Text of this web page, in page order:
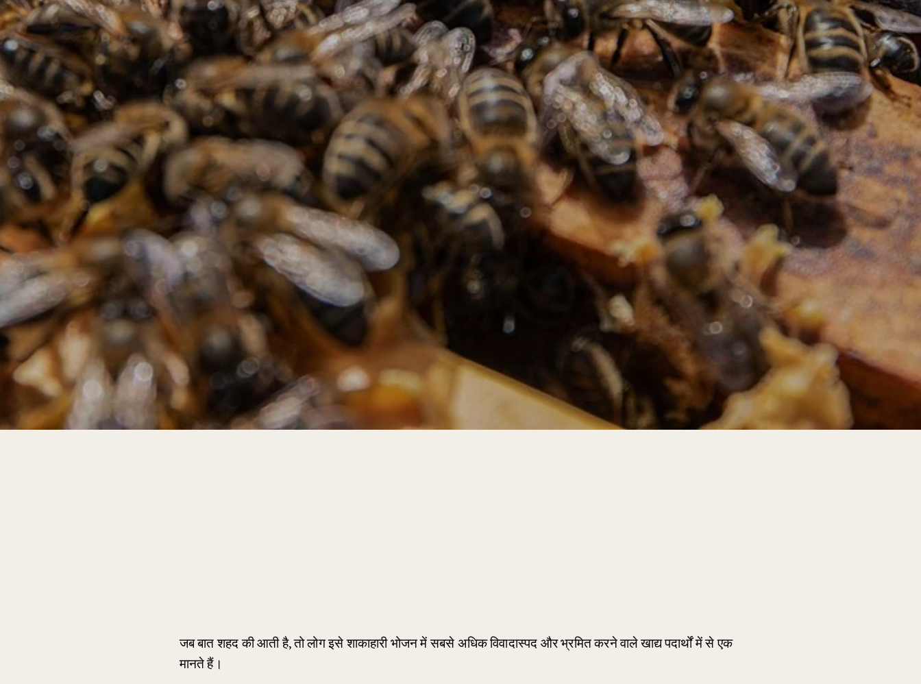
जब बात शहद की आती है, तो लोग इसे शाकाहारी भोजन में सबसे अधिक विवादास्पद और भ्रमित करने वाले खाद्य पदार्थों में से एक
मानते हैं।